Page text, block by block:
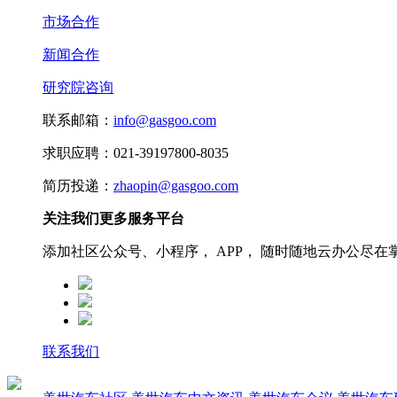
市场合作
新闻合作
研究院咨询
联系邮箱： info@gasgoo.com
求职应聘：021-39197800-8035
简历投递： zhaopin@gasgoo.com
关注我们更多服务平台
添加社区公众号、小程序， APP， 随时随地云办公尽在
联系我们